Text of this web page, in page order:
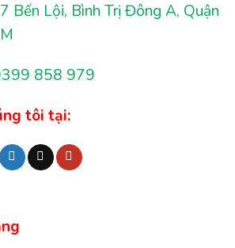
Bến Lội, Bình Trị Đông A, Quận
858 979
tôi tại: